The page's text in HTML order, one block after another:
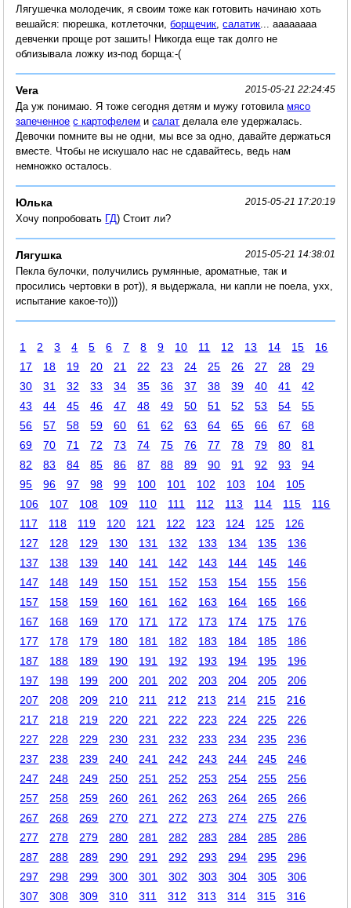
Лягушечка молодечик, я своим тоже как готовить начинаю хоть
вешайся: пюрешка, котлеточки,борщечик ,салатик ... аааааааа
девченки проще рот зашить! Никогда еще так долго не
облизывала ложку из-под борща:-(
Vera 2015-05-21 22:24:45
Да уж понимаю. Я тоже сегодня детям и мужу готовиламясо
запеченное с картофелем исалат делала еле удержалась.
Девочки помните вы не одни, мы все за одно, давайте держаться
вместе. Чтобы не искушало нас не сдавайтесь, ведь нам
немножко осталось.
Юлька 2015-05-21 17:20:19
Хочу попробовать ГД) Стоит ли?
Лягушка 2015-05-21 14:38:01
Пекла булочки, получились румянные, ароматные, так и
просились чертовки в рот)), я выдержала, ни капли не поела, ухх,
испытание какое-то)))
1 2 3 4 5 6 7 8 9 10 11 12 13 14 15
16
17
18 19 20 21 22 23 24 25 26 27 28
29
30
31 32 33 34 35 36 37 38 39 40 41
42
43
44 45 46 47 48 49 50 51 52 53 54
55
56
57 58 59 60 61 62 63 64 65 66 67
68
69
70 71 72 73 74 75 76 77 78 79 80
81
82
83 84 85 86 87 88 89 90 91 92 93
94
95
96 97 98 99 100 101 102 103 104
105
106
107 108 109 110 111 112 113 114 115
116
117
118 119 120 121 122 123 124 125
126
127
128 129 130 131 132 133 134 135
136
137
138 139 140 141 142 143 144 145
146
147
148 149 150 151 152 153 154 155
156
157
158 159 160 161 162 163 164 165
166
167
168 169 170 171 172 173 174 175
176
177
178 179 180 181 182 183 184 185
186
187
188 189 190 191 192 193 194 195
196
197
198 199 200 201 202 203 204 205
206
207
208 209 210 211 212 213 214 215
216
217
218 219 220 221 222 223 224 225
226
227
228 229 230 231 232 233 234 235
236
237
238 239 240 241 242 243 244 245
246
247
248 249 250 251 252 253 254 255
256
257
258 259 260 261 262 263 264 265
266
267
268 269 270 271 272 273 274 275
276
277
278 279 280 281 282 283 284 285
286
287
288 289 290 291 292 293 294 295
296
297
298 299 300 301 302 303 304 305
306
307
308 309 310 311 312 313 314 315 316